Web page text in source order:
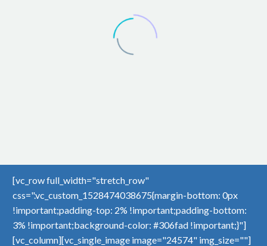
[vc_row full_width="stretch_row"
css=".vc_custom_1528474038675{margin-bottom: 0px
!important;padding-top: 2% !important;padding-bottom:
3% !important;background-color: #306fad !important;}"]
[vc_column][vc_single_image image="24574" img_size=""]